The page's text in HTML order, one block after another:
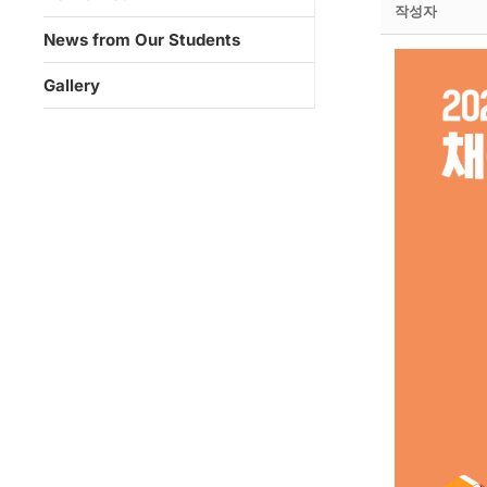
작성자
News from Our Students
Gallery